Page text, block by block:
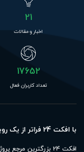
21
اخبار و مقالات
17652
تعداد کاربران فعال
با افکت 24 فراتر از یک رویا
افکت 24 بزرگترین مرجع پروژه های گرافیکی در ایران